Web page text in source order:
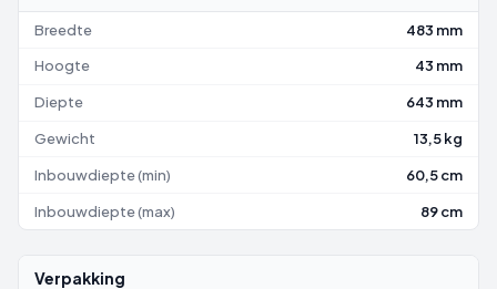
Breedte 483 mm
Hoogte 43 mm
Diepte 643 mm
Gewicht 13,5 kg
Inbouwdiepte (min) 60,5 cm
Inbouwdiepte (max) 89 cm
Verpakking